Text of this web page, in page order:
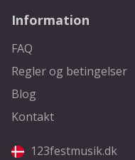
Information
FAQ
Regler og betingelser
Blog
Kontakt
123festmusik.dk